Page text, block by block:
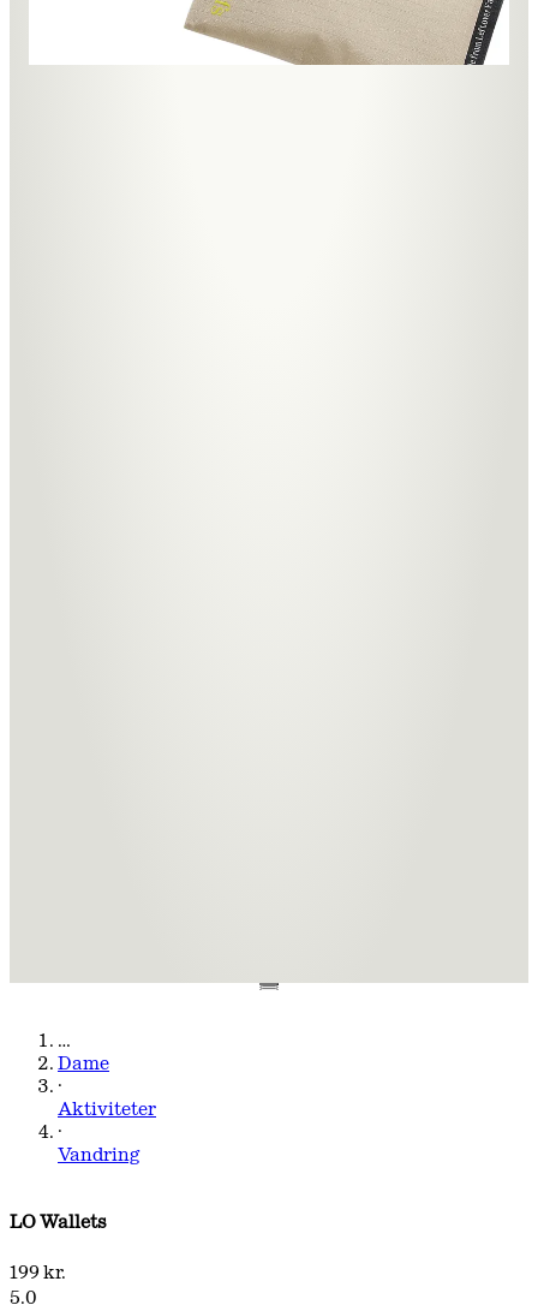
…
Dame
·
Aktiviteter
·
Vandring
LO Wallets
199 kr.
5.0